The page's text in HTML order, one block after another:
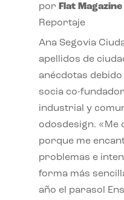
por Flat Magazine|
Reportaje
Ana Segovia
apellidos de
anécdotas
socia co-
industrial y
odosdesign. «Me
porque me
problemas e
forma más
año el parasol